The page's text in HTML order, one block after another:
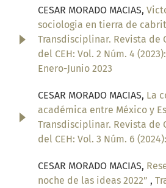
CESAR MORADO MACIAS,
sociologia en tierra de
Transdisciplinar. Revista de
del CEH: Vol. 2 Núm. 4
Enero-Junio 2023
CESAR MORADO MACIAS, La
académica entre México y
Transdisciplinar. Revista de
del CEH: Vol. 3 Núm. 6
CESAR MORADO MACIAS,
noche de las ideas 2022” ,